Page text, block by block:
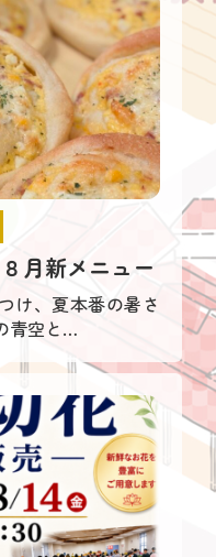
月新メニュー
け、夏本番の暑さ
青空と…